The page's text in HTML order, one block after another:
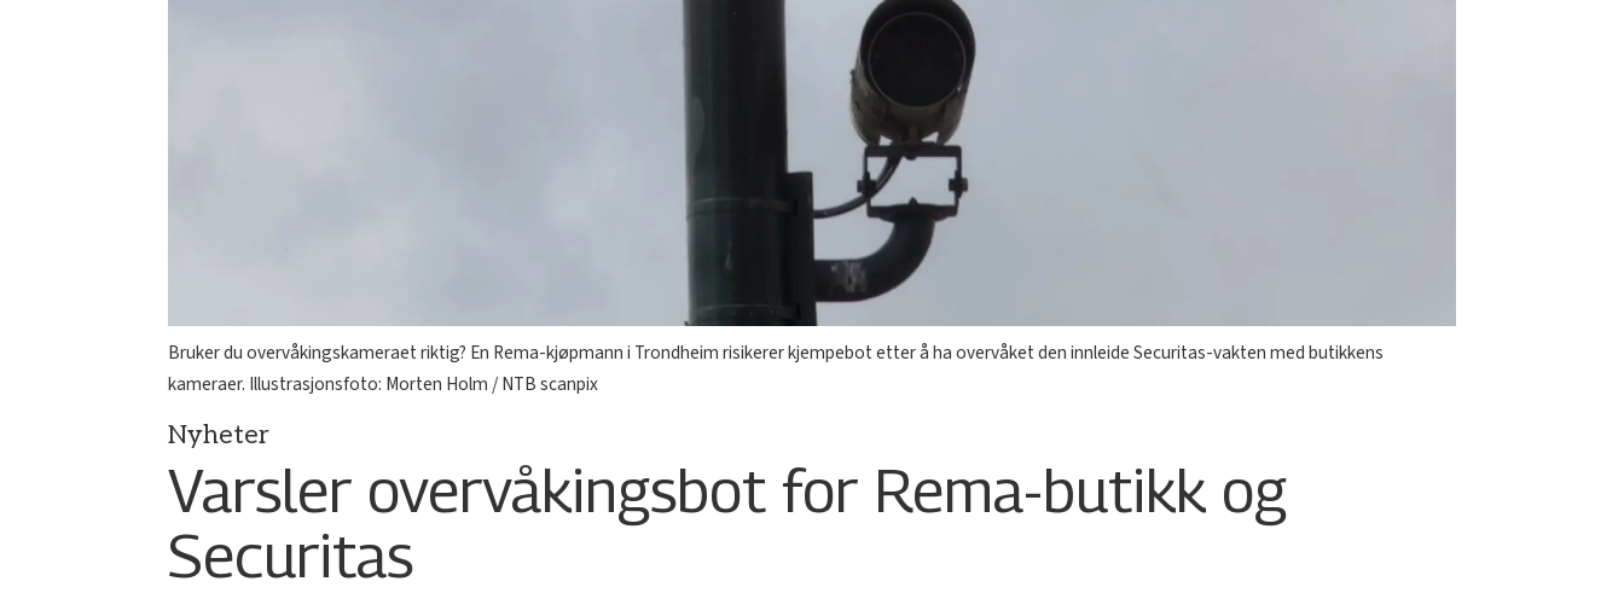
Bruker du overvåkingskameraet riktig? En Rema-kjøpmann i Trondheim risikerer kjempebot etter å ha overvåket den innleide Securitas-vakten med butikkens
kameraer. Illustrasjonsfoto: Morten Holm / NTB scanpix
Nyheter
Varsler overvåkingsbot for Rema-butikk og
Securitas